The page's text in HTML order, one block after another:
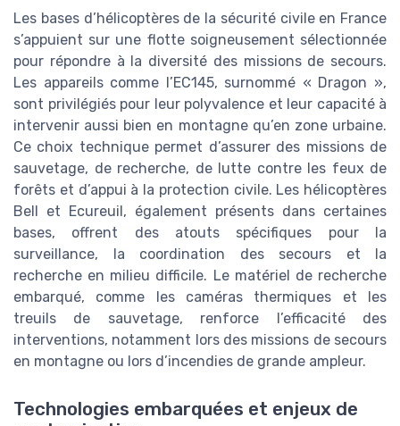
Les bases d’hélicoptères de la sécurité civile en France
s’appuient sur une flotte soigneusement sélectionnée
pour répondre à la diversité des missions de secours.
Les appareils comme l’EC145, surnommé « Dragon »,
sont privilégiés pour leur polyvalence et leur capacité à
intervenir aussi bien en montagne qu’en zone urbaine.
Ce choix technique permet d’assurer des missions de
sauvetage, de recherche, de lutte contre les feux de
forêts et d’appui à la protection civile. Les hélicoptères
Bell et Ecureuil, également présents dans certaines
bases, offrent des atouts spécifiques pour la
surveillance, la coordination des secours et la
recherche en milieu difficile. Le matériel de recherche
embarqué, comme les caméras thermiques et les
treuils de sauvetage, renforce l’efficacité des
interventions, notamment lors des missions de secours
en montagne ou lors d’incendies de grande ampleur.
Technologies embarquées et enjeux de